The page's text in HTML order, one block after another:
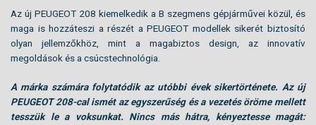
Az új PEUGEOT 208 kiemelkedik a B szegmens gépjárművei közül, és
maga is hozzáteszi a részét a PEUGEOT modellek sikerét biztosító
olyan jellemzőkhöz, mint a magabiztos design, az innovatív
megoldások és a csúcstechnológia.
A márka számára folytatódik az utóbbi évek sikertörténete. Az új
PEUGEOT 208-cal ismét az egyszerűség és a vezetés öröme mellett
tesszük le a voksunkat. Nincs más hátra, kényeztesse magát: